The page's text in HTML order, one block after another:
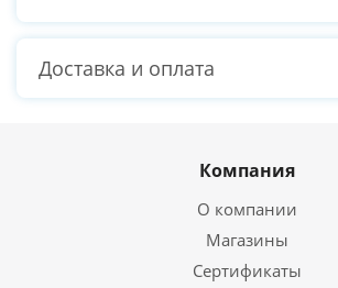
Доставка и оплата
Компания
О компании
Магазины
Сертификаты